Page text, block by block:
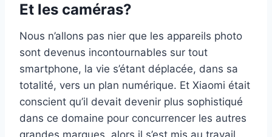
Et les caméras?
Nous n’allons pas nier que les appareils photo
sont devenus incontournables sur tout
smartphone, la vie s’étant déplacée, dans sa
totalité, vers un plan numérique. Et Xiaomi était
conscient qu’il devait devenir plus sophistiqué
dans ce domaine pour concurrencer les autres